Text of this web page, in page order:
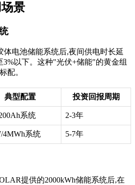
景
体电池储能系统后,夜间供电时长延
以下。这种"光伏+储能"的黄金组
配。
典型配置 投资回报周期
系统 2-3年
4MWh系统 5-7年
提供的2000kWh储能系统后,在